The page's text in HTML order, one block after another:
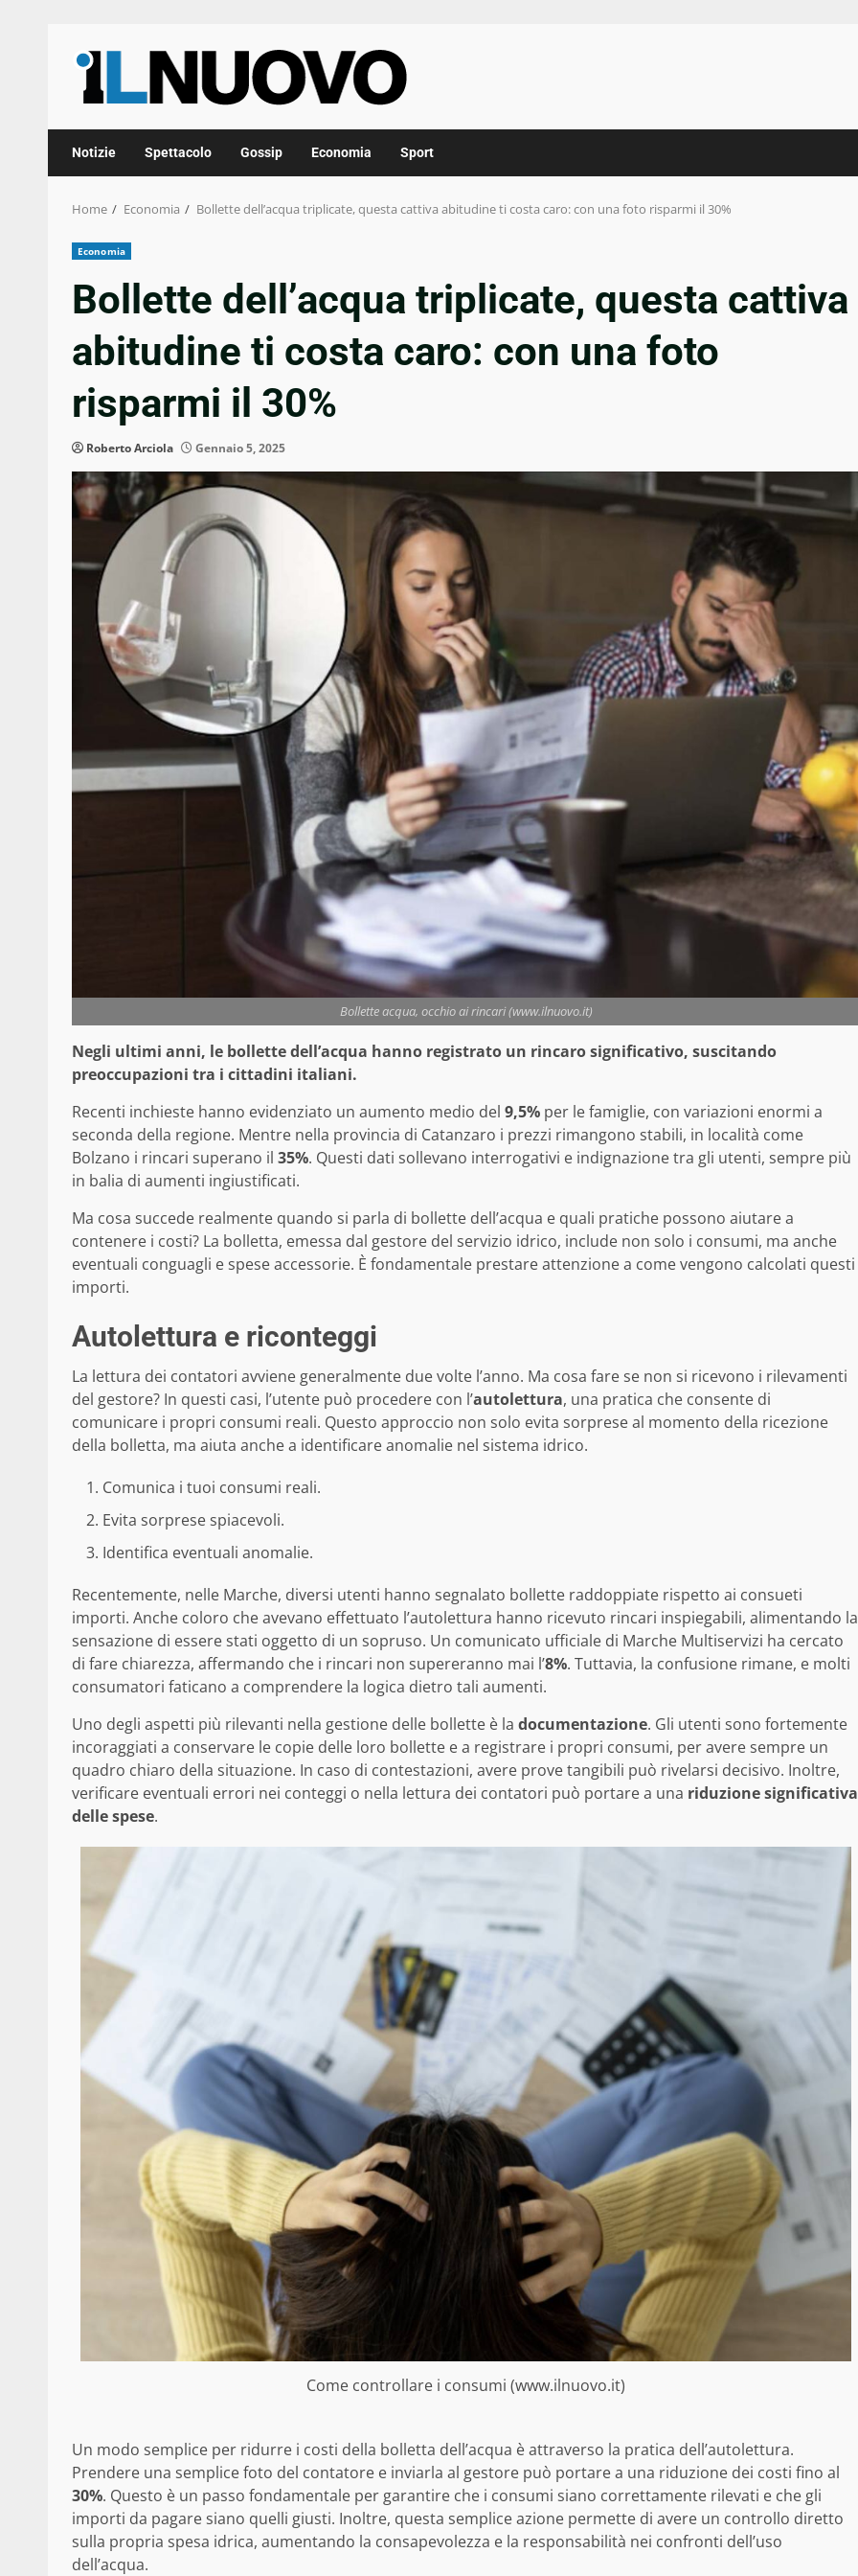
Notizie Spettacolo Gossip Economia Sport
Home Economia Bollette dell’acqua triplicate, questa cattiva abitudine ti costa caro: con una foto risparmi il 30%
Economia
Bollette dell’acqua triplicate, questa cattiva
abitudine ti costa caro: con una foto
risparmi il 30%
Roberto Arciola Gennaio 5, 2025
Bollette acqua, occhio ai rincari (www.ilnuovo.it)
Negli ultimi anni, le bollette dell’acqua hanno registrato un rincaro significativo, suscitando
preoccupazioni tra i cittadini italiani.
Recenti inchieste hanno evidenziato un aumento medio del 9,5% per le famiglie, con variazioni enormi a
seconda della regione. Mentre nella provincia di Catanzaro i prezzi rimangono stabili, in località come
Bolzano i rincari superano il 35%. Questi dati sollevano interrogativi e indignazione tra gli utenti, sempre più
in balia di aumenti ingiustificati.
Ma cosa succede realmente quando si parla di bollette dell’acqua e quali pratiche possono aiutare a
contenere i costi? La bolletta, emessa dal gestore del servizio idrico, include non solo i consumi, ma anche
eventuali conguagli e spese accessorie. È fondamentale prestare attenzione a come vengono calcolati questi
importi.
Autolettura e riconteggi
La lettura dei contatori avviene generalmente due volte l’anno. Ma cosa fare se non si ricevono i rilevamenti
del gestore? In questi casi, l’utente può procedere con l’autolettura, una pratica che consente di
comunicare i propri consumi reali. Questo approccio non solo evita sorprese al momento della ricezione
della bolletta, ma aiuta anche a identificare anomalie nel sistema idrico.
Comunica i tuoi consumi reali.
Evita sorprese spiacevoli.
Identifica eventuali anomalie.
Recentemente, nelle Marche, diversi utenti hanno segnalato bollette raddoppiate rispetto ai consueti
importi. Anche coloro che avevano effettuato l’autolettura hanno ricevuto rincari inspiegabili, alimentando la
sensazione di essere stati oggetto di un sopruso. Un comunicato ufficiale di Marche Multiservizi ha cercato
di fare chiarezza, affermando che i rincari non supereranno mai l’8%. Tuttavia, la confusione rimane, e molti
consumatori faticano a comprendere la logica dietro tali aumenti.
Uno degli aspetti più rilevanti nella gestione delle bollette è la documentazione. Gli utenti sono fortemente
incoraggiati a conservare le copie delle loro bollette e a registrare i propri consumi, per avere sempre un
quadro chiaro della situazione. In caso di contestazioni, avere prove tangibili può rivelarsi decisivo. Inoltre,
verificare eventuali errori nei conteggi o nella lettura dei contatori può portare a una riduzione significativa
delle spese.
Come controllare i consumi (www.ilnuovo.it)
Un modo semplice per ridurre i costi della bolletta dell’acqua è attraverso la pratica dell’autolettura.
Prendere una semplice foto del contatore e inviarla al gestore può portare a una riduzione dei costi fino al
30%. Questo è un passo fondamentale per garantire che i consumi siano correttamente rilevati e che gli
importi da pagare siano quelli giusti. Inoltre, questa semplice azione permette di avere un controllo diretto
sulla propria spesa idrica, aumentando la consapevolezza e la responsabilità nei confronti dell’uso
dell’acqua.